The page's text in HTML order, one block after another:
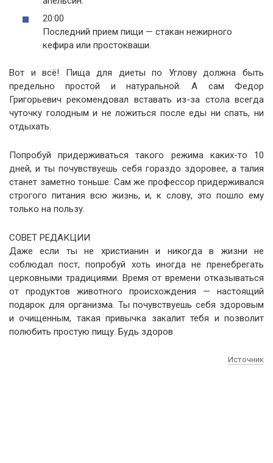
20:00
Последний прием пищи — стакан нежирного
кефира или простокваши.
Вот и всё! Пища для диеты по Углову должна быть
предельно простой и натуральной. А сам Федор
Григорьевич рекомендовал вставать из-за стола всегда
чуточку голодным и не ложиться после еды ни спать, ни
отдыхать.
Попробуй придерживаться такого режима каких-то 10
дней, и ты почувствуешь себя гораздо здоровее, а талия
станет заметно тоньше. Сам же профессор придерживался
строгого питания всю жизнь, и, к слову, это пошло ему
только на пользу.
СОВЕТ РЕДАКЦИИ
Даже если ты не христианин и никогда в жизни не
соблюдал пост, попробуй хоть иногда не пренебрегать
церковными традициями. Время от времени отказываться
от продуктов животного происхождения — настоящий
подарок для организма. Ты почувствуешь себя здоровым
и очищенным, такая привычка закалит тебя и позволит
полюбить простую пищу. Будь здоров
Источник